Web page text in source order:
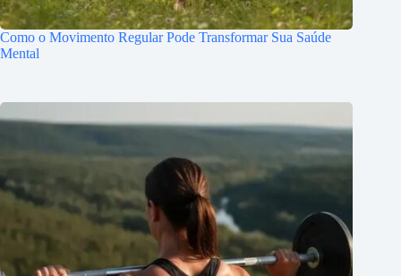
Como o Movimento Regular Pode Transformar Sua Saúde
Mental